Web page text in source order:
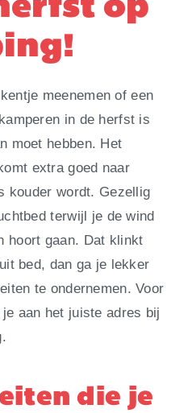
op
meenemen of een
in de herfst is
moet hebben. Het
extra goed naar
kouder wordt. Gezellig
terwijl je de wind
hoort gaan. Dat klinkt
bed, dan ga je lekker
te ondernemen. Voor
aan het juiste adres bij
die je